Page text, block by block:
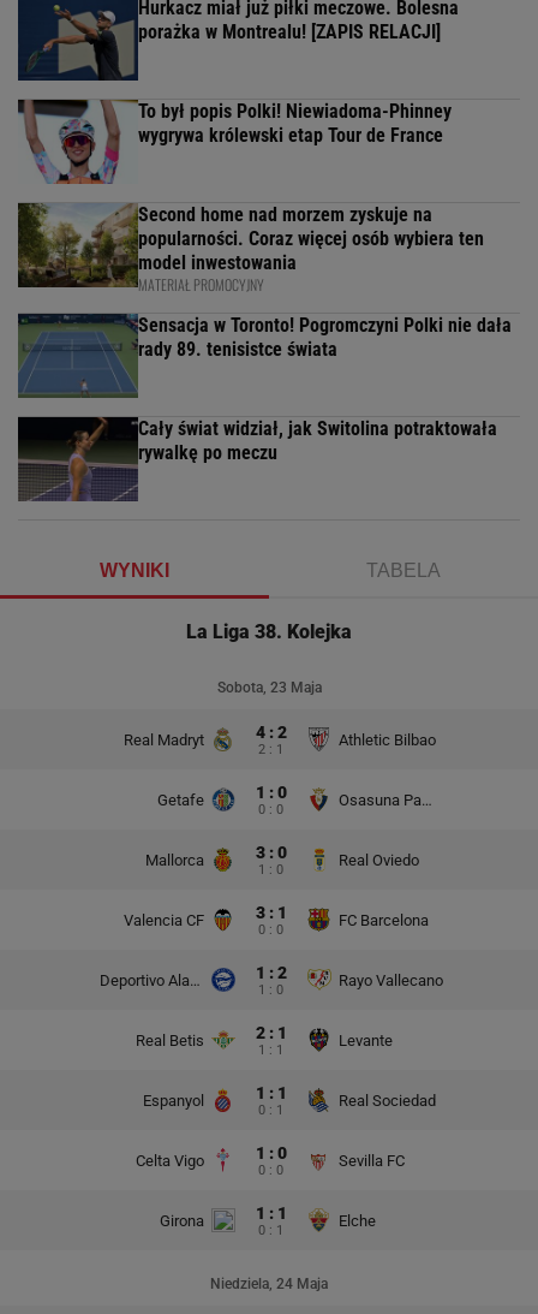
Hurkacz miał już piłki meczowe. Bolesna
porażka w Montrealu! [ZAPIS RELACJI]
To był popis Polki! Niewiadoma-Phinney
wygrywa królewski etap Tour de France
Second home nad morzem zyskuje na
popularności. Coraz więcej osób wybiera ten
model inwestowania
MATERIAŁ PROMOCYJNY
Sensacja w Toronto! Pogromczyni Polki nie dała
rady 89. tenisistce świata
Cały świat widział, jak Switolina potraktowała
rywalkę po meczu
WYNIKI TABELA
La Liga 38. Kolejka
Sobota, 23 Maja
Real Madryt 4 : 2
2 : 1
Athletic Bilbao
Getafe 1 : 0
0 : 0
Osasuna Pampeluna
Mallorca 3 : 0
1 : 0
Real Oviedo
Valencia CF 3 : 1
0 : 0
FC Barcelona
Deportivo Alaves 1 : 2
1 : 0
Rayo Vallecano
Real Betis 2 : 1
1 : 1
Levante
Espanyol 1 : 1
0 : 1
Real Sociedad
Celta Vigo 1 : 0
0 : 0
Sevilla FC
Girona 1 : 1
0 : 1
Elche
Niedziela, 24 Maja